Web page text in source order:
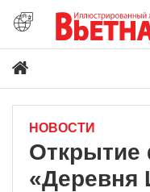
НОВОСТИ
Открытие
«Деревня